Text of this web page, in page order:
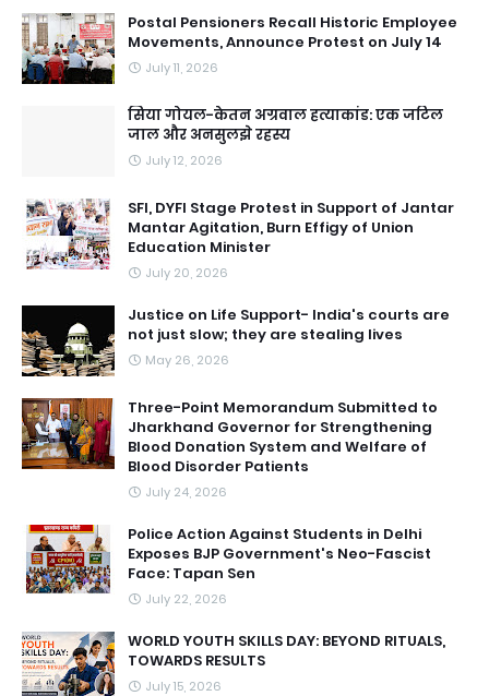
Postal Pensioners Recall Historic Employee
Movements, Announce Protest on July 14
July 11, 2026
सिया गोयल-केतन अग्रवाल हत्याकांड: एक जटिल
जाल और अनसुलझे रहस्य
July 12, 2026
SFI, DYFI Stage Protest in Support of Jantar
Mantar Agitation, Burn Effigy of Union
Education Minister
July 20, 2026
Justice on Life Support- India's courts are
not just slow; they are stealing lives
May 26, 2026
Three-Point Memorandum Submitted to
Jharkhand Governor for Strengthening
Blood Donation System and Welfare of
Blood Disorder Patients
July 24, 2026
Police Action Against Students in Delhi
Exposes BJP Government's Neo-Fascist
Face: Tapan Sen
July 22, 2026
WORLD YOUTH SKILLS DAY: BEYOND RITUALS,
TOWARDS RESULTS
July 15, 2026